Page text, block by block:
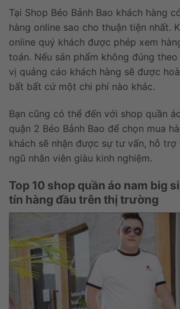
Tại Shop Béo Bảnh Bao khách hàng
hàng online sao cho thuận tiện nhất.
online quý khách được phép xem
toán. Nếu sản phẩm không đúng
vị quảng cáo khách hàng sẽ được
bất bất cứ một chi phí nào khác.
Bạn cũng có thể đến với shop quần
quận 2 Béo Bảnh Bao để chọn mua
khách sẽ nhận được sự tư vấn, hỗ
ngũ nhân viên giàu kinh nghiệm.
Top 10 shop quần áo nam big
tín hàng đầu trên thị trường